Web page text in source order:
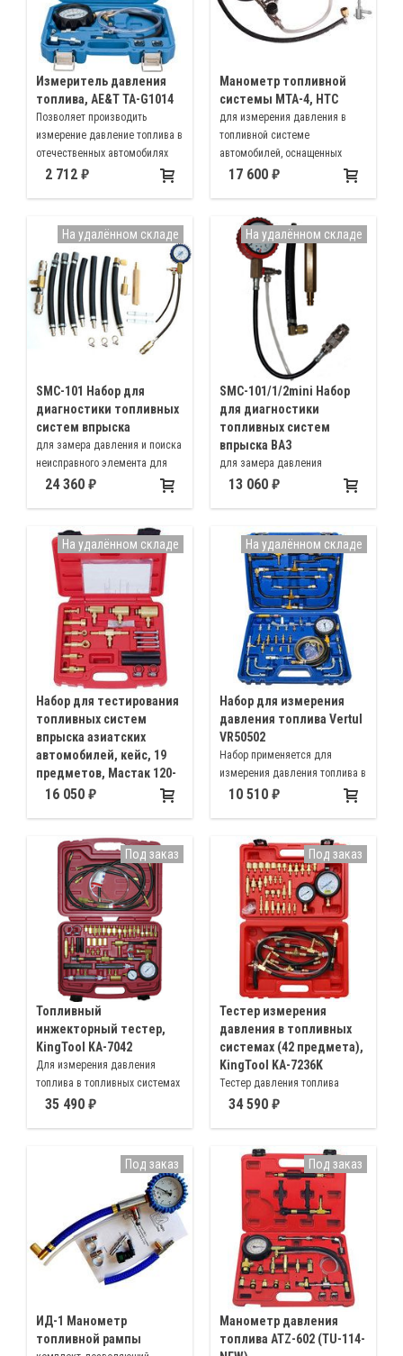
Измеритель давления
топлива, AE&T TA-G1014
Позволяет производить
измерение давление топлива в
отечественных автомобилях
(ВАЗ, ГАЗ, УАЗ и т.д.), а также в
2 712
Манометр топливной
системы МТА-4, НТС
для измерения давления в
топливной системе
автомобилей, оснащенных
электронными системами
17 600
SMC-101 Набор для
диагностики топливных
систем впрыска
для замера давления и поиска
неисправного элемента для
всех автомобилей семейства
(классика), автомобилей
08,09,10,11-15 модельного ряда,
2170 «Приора», 1118 «Калина»,
ВАЗ 2123- Chevrolet Niva
24 360
На удалённом складе
SMC-101/1/2mini Набор
для диагностики
топливных систем
впрыска ВАЗ
для замера давления
автомобилей 08, 09, 10
заднеприводных инжекторных
автомобилях (классика)
13 060
На удалённом складе
Набор для тестирования
топливных систем
впрыска азиатских
автомобилей, кейс, 19
предметов, Мастак 120-
03019C
Hyundai, Mitsubishi и
большинства других марок
автомобилей азиатского
производства
16 050
На удалённом складе
Набор для измерения
давления топлива Vertul
VR50502
Набор применяется для
измерения давления топлива в
топливных системах
10 510
На удалённом складе
Топливный
инжекторный тестер,
KingTool KA-7042
Для измерения давления
топлива в топливных системах
бензиновых двигателей,
большинства автомобилей
35 490
Под заказ
Тестер измерения
давления в топливных
системах (42 предмета),
KingTool KA-7236K
Тестер давления топлива
многофункциональный,
LH-Jetronic, I-Tec Systems, EFI,
CFI, GM TBI и другими
34 590
Под заказ
ИД-1 Манометр
топливной рампы
Под заказ
Манометр давления
топлива ATZ-602 (TU-114-
Под заказ